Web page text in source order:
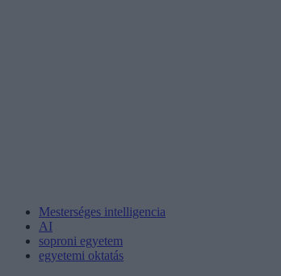
Mesterséges intelligencia
AI
soproni egyetem
egyetemi oktatás